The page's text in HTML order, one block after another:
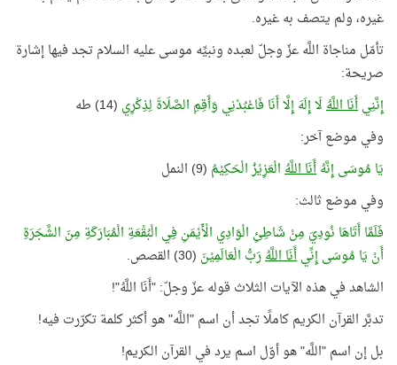
غيره، ولم يتصف به غيره.
تأمّل مناجاة اللَّه عزّ وجلّ لعبده ونبيِّه موسى عليه السلام تجد فيها إشارة
صريحة:
إِنَّنِيأَنَا اللَّهُلَا إِلَهَ إِلَّا أَنَا فَاعْبُدْنِي وَأَقِمِ الصَّلَاةَ لِذِكْرِي (14) طه
وفي موضع آخر:
يَا مُوسَى إِنَّهُأَنَا اللَّهُالْعَزِيْزُ الْحَكِيْمُ (9) النمل
وفي موضع ثالث:
فَلَمَّا أَتَاهَا نُودِيَ مِنْ شَاطِئِ الْوَادِي الْأَيْمَنِ فِي الْبُقْعَةِ الْمُبَارَكَةِ مِنَ الشَّجَرَةِ
أَنْ يَا مُوسَى إِنِّيأَنَا اللَّهُرَبُّ الْعَالَمِيْنَ (30) القصص.
الشاهد في هذه الآيات الثلاث قوله عزّ وجلّ: "أَنَا اللَّهُ"!
تدبَّر القرآن الكريم كاملًا تجد أن اسم "اللَّه" هو أكثر كلمة تكرّرت فيه!
بل إن اسم "اللَّه" هو أوّل اسم يرد في القرآن الكريم!